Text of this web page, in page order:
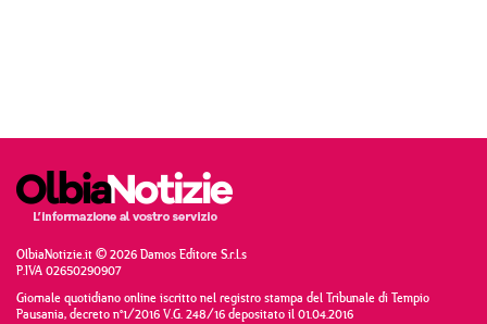
OlbiaNotizie.it © 2026 Damos Editore S.r.l.s
P.IVA 02650290907
Giornale quotidiano online iscritto nel registro stampa del Tribunale di Tempio
Pausania, decreto n°1/2016 V.G. 248/16 depositato il 01.04.2016